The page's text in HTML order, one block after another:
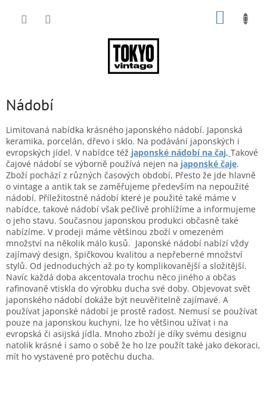
Nádobí
Limitovaná nabídka krásného japonského nádobí. Japonská
keramika, porcelán, dřevo i sklo. Na podávání japonských i
evropských jídel. V nabídce též japonské nádobí na čaj, Takové
čajové nádobí se výborně používá nejen na japonské čaje.
Zboží pochází z různých časových období, Přesto že jde hlavně
o vintage a antik tak se zaměřujeme především na nepoužité
nádobí. Příležitostně nádobí které je použité také máme v
nabídce, takové nádobí však pečlivě prohlížíme a informujeme
o jeho stavu. Současnou japonskou produkci občasně také
nabízíme. V prodeji máme většinou zboží v omezeném
množství na několik málo kusů. Japonské nádobí nabízí vždy
zajímavý design, špičkovou kvalitou a nepřeberné množství
stylů. Od jednoduchých až po ty komplikovanější a složitější.
Navíc každá doba akcentovala trochu něco jiného a občas
rafinovaně vtiskla do výrobku ducha své doby. Objevovat svět
japonského nádobí dokáže být neuvěřitelně zajímavé. A
používat japonské nádobí je prostě radost. Nemusí se používat
pouze na japonskou kuchyni, lze ho většinou užívat i na
evropská či asijská jídla. Mnoho zboží je díky svému designu
natolik krásné i samo o sobě že ho lze použít také jako dekoraci,
mít ho vystavené pro potěchu ducha.